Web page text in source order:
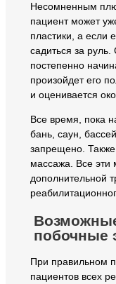
Несомненным
пациент может
пластики, а если
садиться за
постепенно
произойдет его
и оценивается
Все время, пока
бань, саун,
запрещено.
массажа. Все эти
дополнительной
побочные
При правильном
пациентов всех